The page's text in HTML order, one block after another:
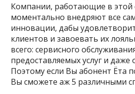
Компании, работающие в этой
моментально внедряют все
инновации, дабы
клиентов и завоевать их
всего: сервисного
предоставляемых услуг и даже
Поэтому если Вы абонент Ёта
Вы сможете аж 5 различными